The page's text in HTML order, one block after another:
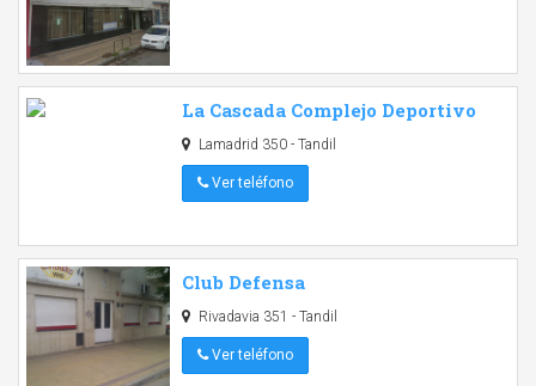
La Cascada Complejo Deportivo
Lamadrid 350 - Tandil
Ver teléfono
Club Defensa
Rivadavia 351 - Tandil
Ver teléfono